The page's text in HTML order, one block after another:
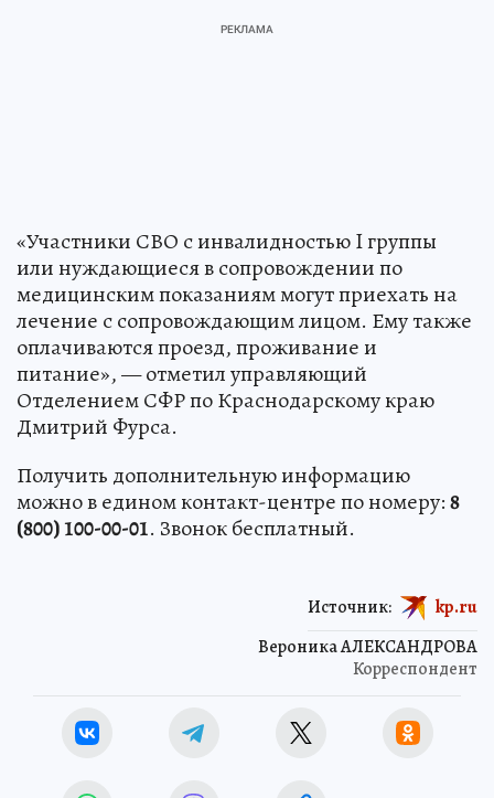
«Участники СВО с инвалидностью I группы
или нуждающиеся в сопровождении по
медицинским показаниям могут приехать на
лечение с сопровождающим лицом. Ему также
оплачиваются проезд, проживание и
питание», — отметил управляющий
Отделением СФР по Краснодарскому краю
Дмитрий Фурса.
Получить дополнительную информацию
можно в едином контакт-центре по номеру:8
(800) 100-00-01. Звонок бесплатный.
Вероника АЛЕКСАНДРОВА
Корреспондент
Источник: kp.ru